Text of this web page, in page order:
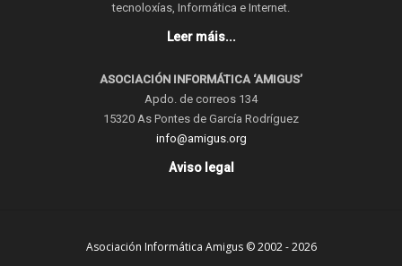
tecnoloxías, Informática e Internet.
Leer máis...
ASOCIACIÓN INFORMÁTICA ‘AMIGUS’
Apdo. de correos 134
15320 As Pontes de García Rodríguez
info@amigus.org
Aviso legal
Asociación Informática Amigus © 2002 - 2026